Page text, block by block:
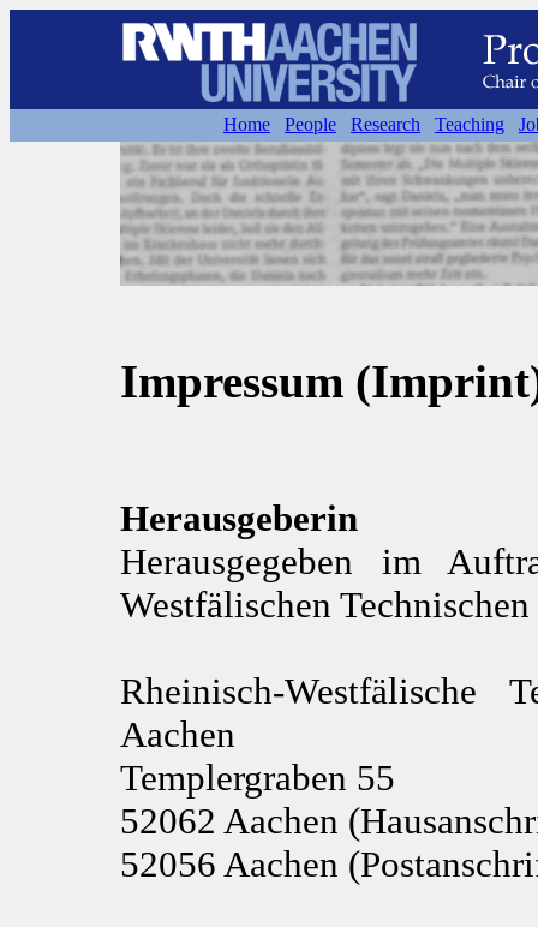
Home People Research Teaching
Impressum
Herausgeberin
Herausgegeben im
Westfälischen
Rheinisch-Westfälische
Aachen
Templergraben 55
52062 Aachen
52056 Aachen